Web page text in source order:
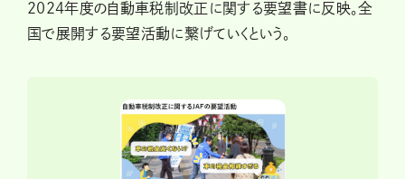
2024年度の自動車税制改正に関する要望書に反映。全
国で展開する要望活動に繋げていくという。